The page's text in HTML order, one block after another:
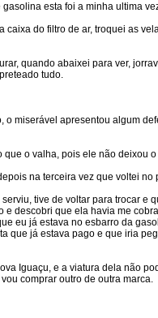
esta foi a minha ultima
do filtro de ar, troquei as
quando abaixei para ver,
tudo.
miserável apresentou algum
o valha, pois ele não deixou
na terceira vez que voltei
tive de voltar para trocar
descobri que ela havia me
eu já estava no esbarro da
que já estava pago e que iria
Iguaçu, e a viatura dela não
comprar outro de outra marca.